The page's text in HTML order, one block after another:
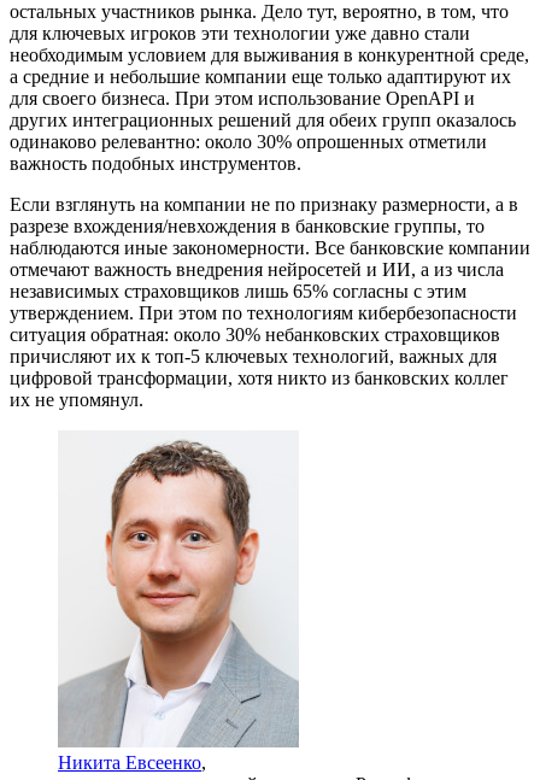
остальных участников рынка. Дело тут, вероятно, в том, что
для ключевых игроков эти технологии уже давно стали
необходимым условием для выживания в конкурентной среде,
а средние и небольшие компании еще только адаптируют их
для своего бизнеса. При этом использование OpenAPI и
других интеграционных решений для обеих групп оказалось
одинаково релевантно: около 30% опрошенных отметили
важность подобных инструментов.
Если взглянуть на компании не по признаку размерности, а в
разрезе вхождения/невхождения в банковские группы, то
наблюдаются иные закономерности. Все банковские компании
отмечают важность внедрения нейросетей и ИИ, а из числа
независимых страховщиков лишь 65% согласны с этим
утверждением. При этом по технологиям кибербезопасности
ситуация обратная: около 30% небанковских страховщиков
причисляют их к топ-5 ключевых технологий, важных для
цифровой трансформации, хотя никто из банковских коллег
их не упомянул.
Никита Евсеенко,